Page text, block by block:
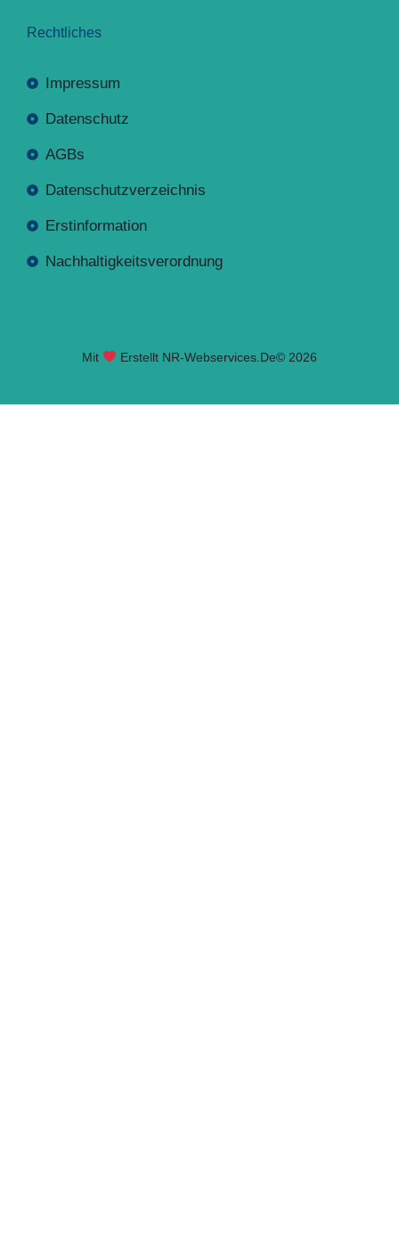
Rechtliches
Impressum
Datenschutz
AGBs
Datenschutzverzeichnis
Erstinformation
Nachhaltigkeitsverordnung
Mit Erstellt NR-Webservices.de© 2026